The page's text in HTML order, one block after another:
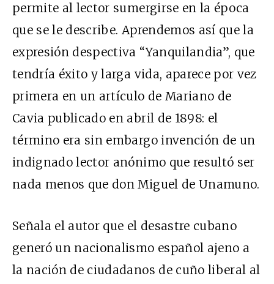
permite al lector sumergirse en la época
que se le describe. Aprendemos así que la
expresión despectiva “Yanquilandia”, que
tendría éxito y larga vida, aparece por vez
primera en un artículo de Mariano de
Cavia publicado en abril de 1898: el
término era sin embargo invención de un
indignado lector anónimo que resultó ser
nada menos que don Miguel de Unamuno.
Señala el autor que el desastre cubano
generó un nacionalismo español ajeno a
la nación de ciudadanos de cuño liberal al